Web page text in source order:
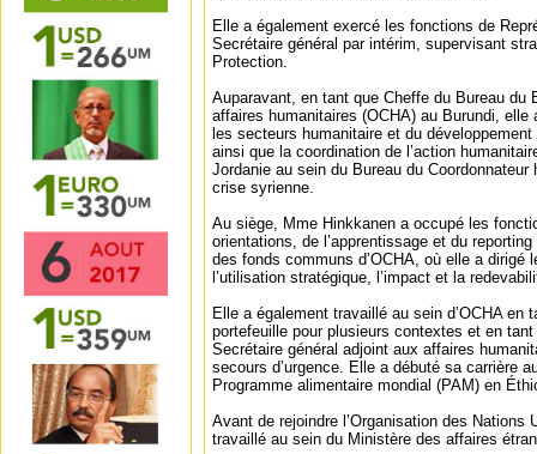
Elle a également exercé les fonctions de
Secrétaire général par intérim, supervisant
Protection.
Auparavant, en tant que Cheffe du Bureau du
affaires humanitaires (OCHA) au Burundi, elle
les secteurs humanitaire et du
ainsi que la coordination de l’action
Jordanie au sein du Bureau du Coordonnateur
crise syrienne.
Au siège, Mme Hinkkanen a occupé les
orientations, de l’apprentissage et du
des fonds communs d’OCHA, où elle a dirigé
l’utilisation stratégique, l’impact et la
Elle a également travaillé au sein d’OCHA en
portefeuille pour plusieurs contextes et en
Secrétaire général adjoint aux affaires
secours d’urgence. Elle a débuté sa carrière
Programme alimentaire mondial (PAM) en
Avant de rejoindre l’Organisation des Nations
travaillé au sein du Ministère des affaires